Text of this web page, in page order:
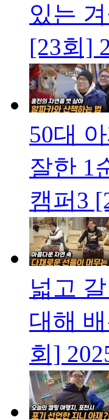
있는
[23회]
50대
잘한 1
캠퍼3
넓고
대해
회]